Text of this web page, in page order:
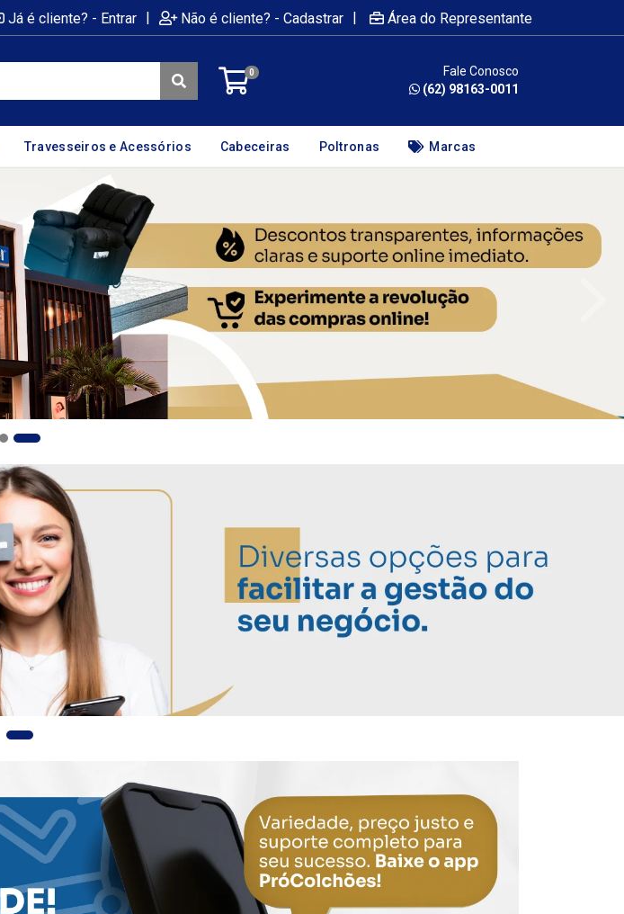
Já é cliente? - Entrar | Não é cliente? - Cadastrar | Área do Representante
0
Fale Conosco
(62) 98163-0011
Travesseiros e Acessórios Cabeceiras Poltronas Marcas